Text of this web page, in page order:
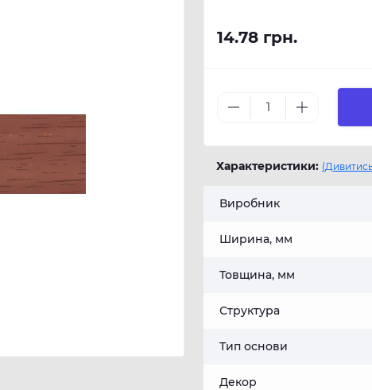
14.78 грн.
Характеристики: (Дивитись
Виробник
Ширина, мм
Товщина, мм
Структура
Тип основи
Декор